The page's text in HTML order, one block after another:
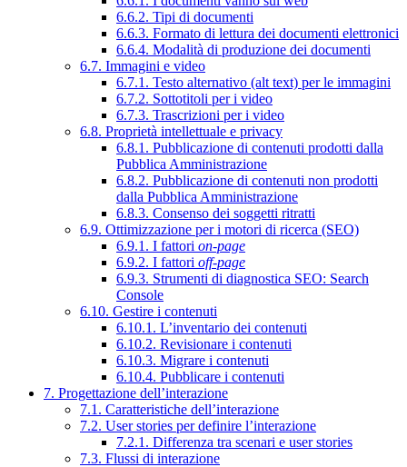
6.6.2. Tipi di documenti
6.6.3. Formato di lettura dei documenti elettronici
6.6.4. Modalità di produzione dei documenti
6.7. Immagini e video
6.7.1. Testo alternativo (alt text) per le immagini
6.7.2. Sottotitoli per i video
6.7.3. Trascrizioni per i video
6.8. Proprietà intellettuale e privacy
6.8.1. Pubblicazione di contenuti prodotti dalla
Pubblica Amministrazione
6.8.2. Pubblicazione di contenuti non prodotti
dalla Pubblica Amministrazione
6.8.3. Consenso dei soggetti ritratti
6.9. Ottimizzazione per i motori di ricerca (SEO)
6.9.1. I fattori on-page
6.9.2. I fattori off-page
6.9.3. Strumenti di diagnostica SEO: Search
Console
6.10. Gestire i contenuti
6.10.1. L’inventario dei contenuti
6.10.2. Revisionare i contenuti
6.10.3. Migrare i contenuti
6.10.4. Pubblicare i contenuti
7. Progettazione dell’interazione
7.1. Caratteristiche dell’interazione
7.2. User stories per definire l’interazione
7.2.1. Differenza tra scenari e user stories
7.3. Flussi di interazione